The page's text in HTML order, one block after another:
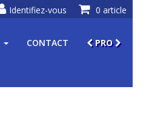
CONTACT PRO
0 article
Identifiez-vous